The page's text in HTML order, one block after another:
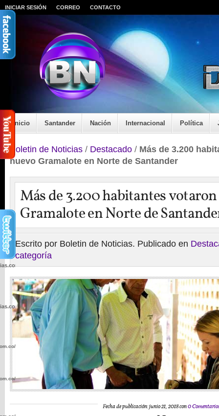
INICIAR SESIÓN CORREO CONTACTO
Inicio Santander Nación Internacional Política
Boletin de Noticias / Destacado / Más de 3.200
nuevo Gramalote en Norte de Santander
Más de 3.200 habitantes
Gramalote en Norte de
Escrito por Boletin de Noticias. Publicado en
categoría
Fecha de publicación: junio 21, 2018 con0
wp-
wp-
wp-
wp-